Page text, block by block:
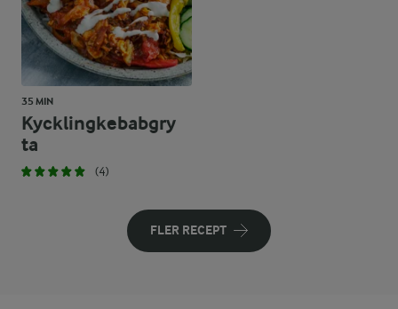
35 MIN
Kycklingkebabgry
ta
(4)
FLER RECEPT